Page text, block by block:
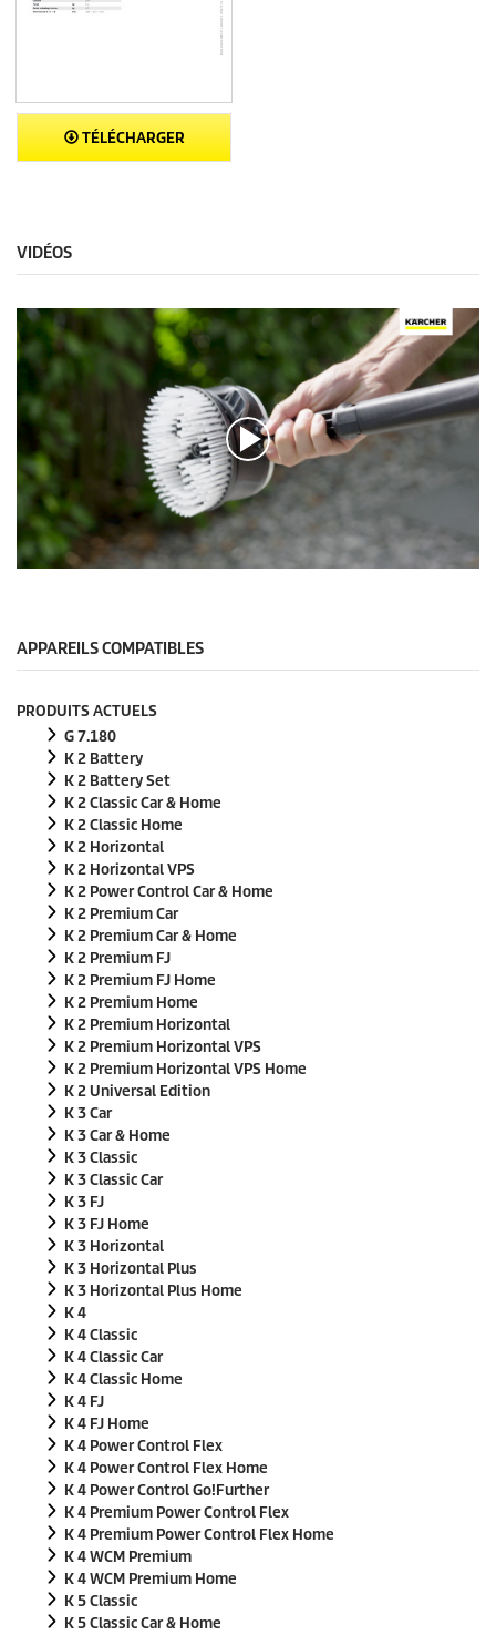
TÉLÉCHARGER
VIDÉOS
o
s
APPAREILS COMPATIBLES
PRODUITS ACTUELS
G 7.180
K 2 Battery
K 2 Battery Set
K 2 Classic Car & Home
K 2 Classic Home
K 2 Horizontal
K 2 Horizontal VPS
K 2 Power Control Car & Home
K 2 Premium Car
K 2 Premium Car & Home
K 2 Premium FJ
K 2 Premium FJ Home
K 2 Premium Home
K 2 Premium Horizontal
K 2 Premium Horizontal VPS
K 2 Premium Horizontal VPS Home
K 2 Universal Edition
K 3 Car
K 3 Car & Home
K 3 Classic
K 3 Classic Car
K 3 FJ
K 3 FJ Home
K 3 Horizontal
K 3 Horizontal Plus
K 3 Horizontal Plus Home
K 4
K 4 Classic
K 4 Classic Car
K 4 Classic Home
K 4 FJ
K 4 FJ Home
K 4 Power Control Flex
K 4 Power Control Flex Home
K 4 Power Control Go!Further
K 4 Premium Power Control Flex
K 4 Premium Power Control Flex Home
K 4 WCM Premium
K 4 WCM Premium Home
K 5 Classic
K 5 Classic Car & Home